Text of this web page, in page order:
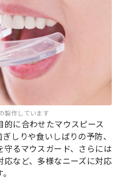
製作しています
に合わせたマウスピース
しりや食いしばりの予防、
るマウスガード、さらには
など、多様なニーズに対応